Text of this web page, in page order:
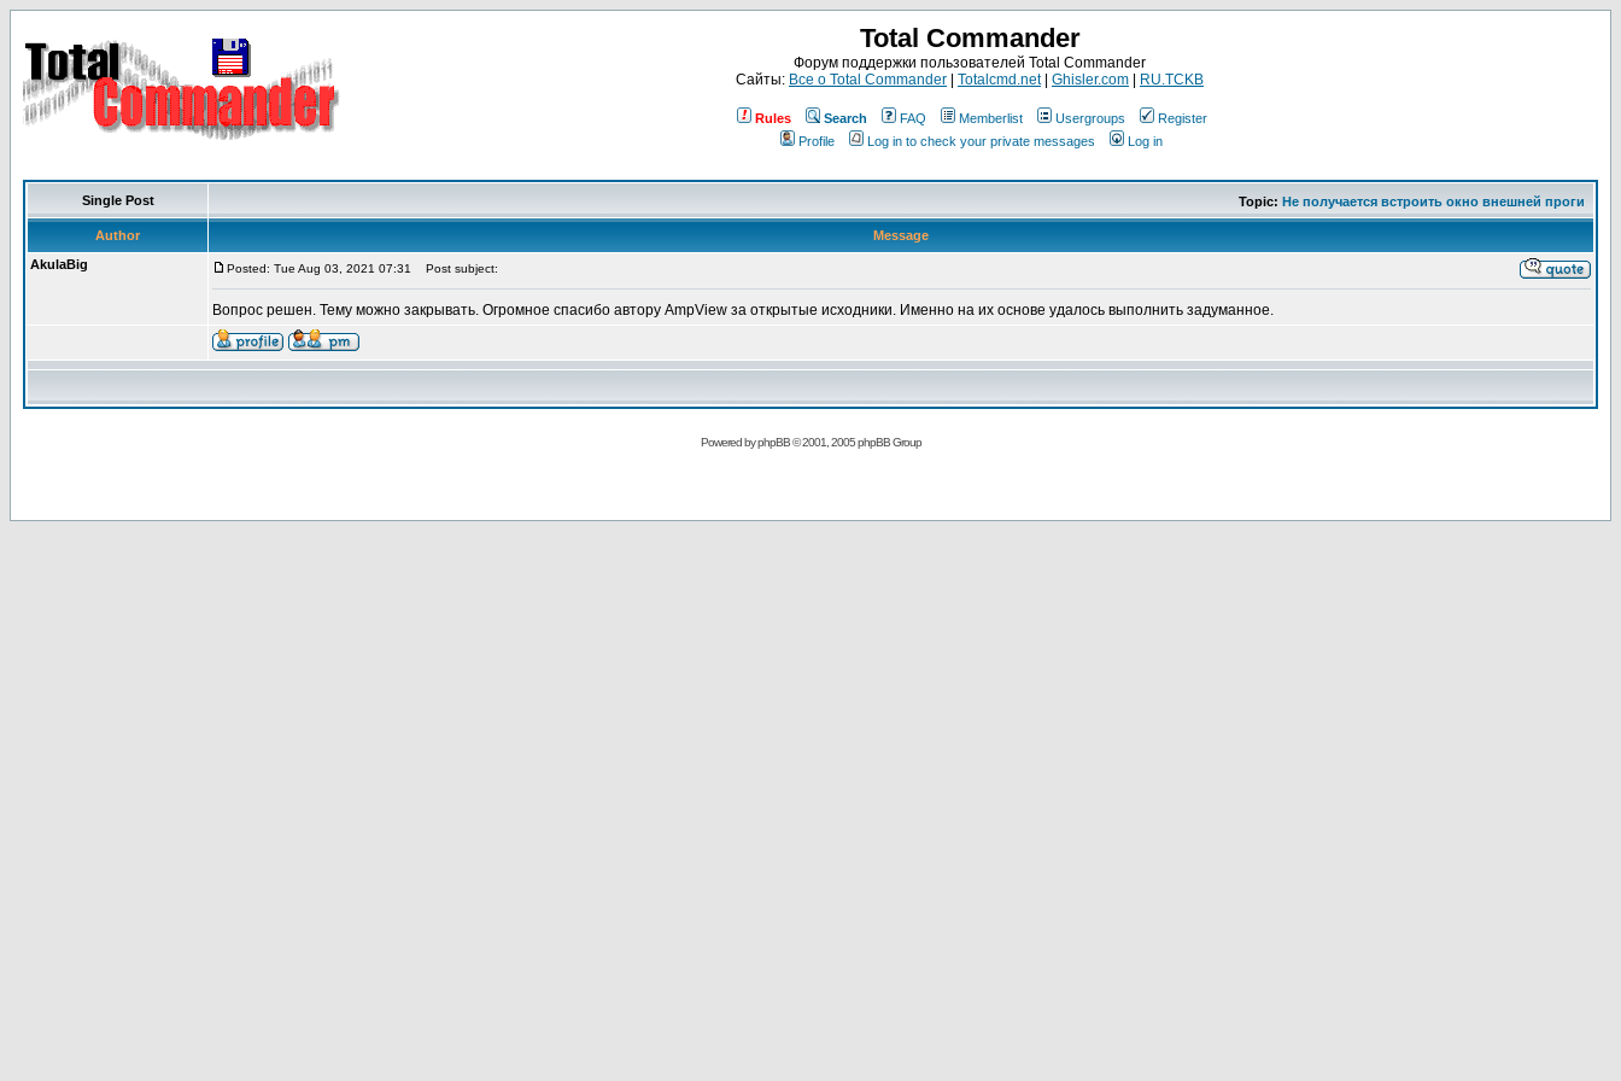
Total Commander
Форум поддержки пользователей Total Commander
Сайты: Все о Total Commander Totalcmd.net| Ghisler.com RU.TCKB
Rules Search FAQ Memberlist Usergroups
Register
Profile
Log in to check your private messages Log in
Single Post Topic: Не получается встроить окно внешней проги
Author
Message
AkulaBig
Posted: Tue Aug 03, 2021 07:31 Post subject:
Вопрос решен. Тему можно закрывать. Огромное спасибо автору AmpView за открытые исходники. Именно на их основе удалось выполнить задуманное.
Powered byphpBB© 2001, 2005 phpBB Group